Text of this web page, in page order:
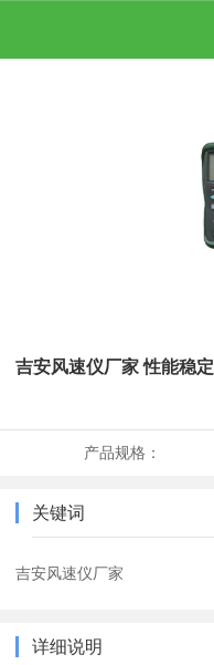
吉安风速仪厂家 性能稳定
产品规格：
关键词
吉安风速仪厂家
详细说明